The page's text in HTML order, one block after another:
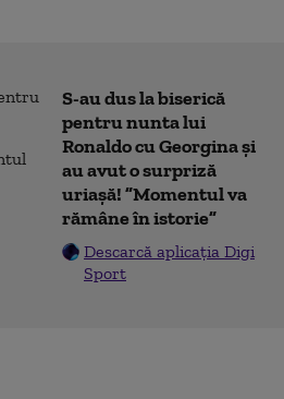
S-au dus la biserică
pentru nunta lui
Ronaldo cu Georgina și
au avut o surpriză
uriașă! ”Momentul va
rămâne în istorie”
Descarcă aplicația Digi
Sport